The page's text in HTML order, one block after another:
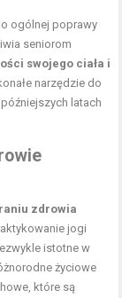
ogólnej poprawy
seniorom
swojego ciała i
narzędzie do
latach
zdrowia
jogi
istotne w
życiowe
które są